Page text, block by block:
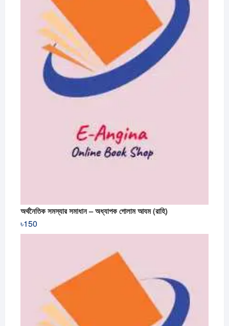
অর্থনৈতিক সমস্যার সমাধান – অধ্যাপক গোলাম আযম (রাহি)
৳150